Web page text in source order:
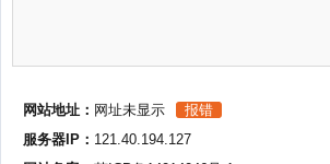
网站地址： 网址未显示
报错
服务器IP： 121.40.194.127